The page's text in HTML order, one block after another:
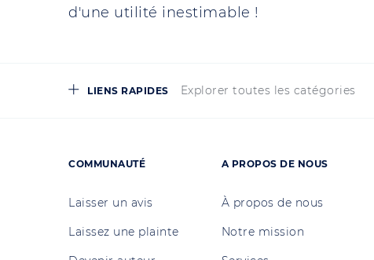
d'une utilité inestimable !
LIENS RAPIDES Explorer toutes les catégories
COMMUNAUTÉ
Laisser un avis
Laissez une plainte
A PROPOS DE NOUS
À propos de nous
Notre mission